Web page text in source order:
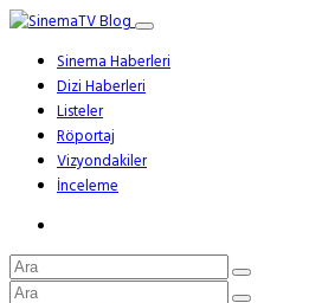
Sinema Haberleri
Dizi Haberleri
Listeler
Röportaj
Vizyondakiler
İnceleme